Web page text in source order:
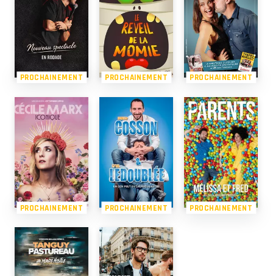
PROCHAINEMENT PROCHAINEMENT PROCHAINEMENT
PROCHAINEMENT PROCHAINEMENT PROCHAINEMENT